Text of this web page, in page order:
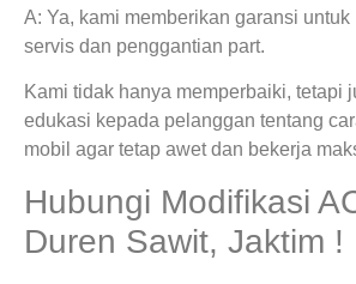
A: Ya, kami memberikan garansi
servis dan penggantian part.
Kami tidak hanya memperbaiki, tetapi
edukasi kepada pelanggan tentang
mobil agar tetap awet dan bekerja
Hubungi Modifikasi
Duren Sawit, Jaktim !